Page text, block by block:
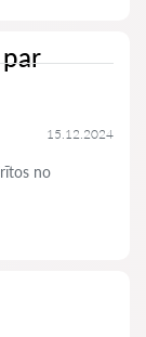
15.12.2024
no